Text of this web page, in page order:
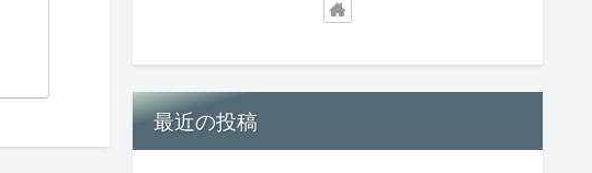
最近の投稿